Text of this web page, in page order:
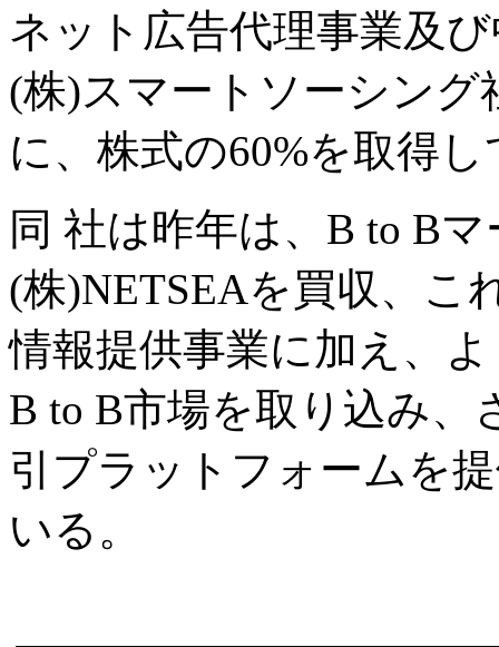
ネット広告代理事業及
(株)スマートソーシン
に、株式の60%を取得
同 社は昨年は、B to B
(株)NETSEAを買収、こ
情報提供事業に加え、
B to B市場を取り込み、
引プラットフォームを
いる。